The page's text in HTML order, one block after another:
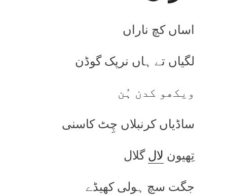
اساں کچ ناراں
لگیاں تے ہاں نرپک گوڈن
ویکھو کدن ہُن
ساڈیاں کرنبلاں چِٹ کاسنی
تِھیون لالگلال
جگت سچ ہولی کھیڈے